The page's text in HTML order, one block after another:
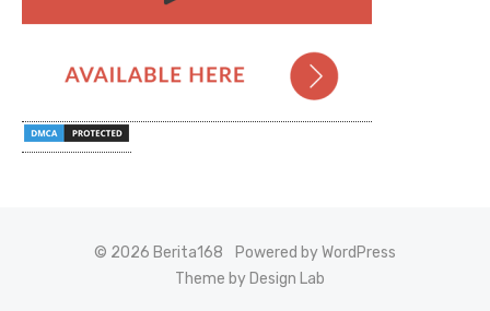
© 2026 Berita168
Powered by WordPress
Theme by Design Lab